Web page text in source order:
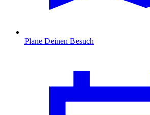
Plane Deinen Besuch